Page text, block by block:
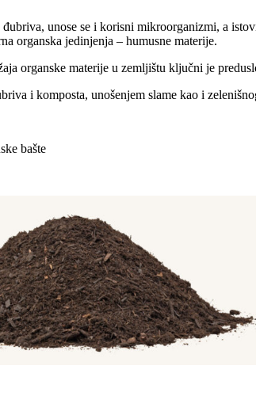
unose se i korisni mikroorganizmi, a
organska jedinjenja – humusne materije.
organske materije u zemljištu ključni je
i komposta, unošenjem slame kao i
bašte